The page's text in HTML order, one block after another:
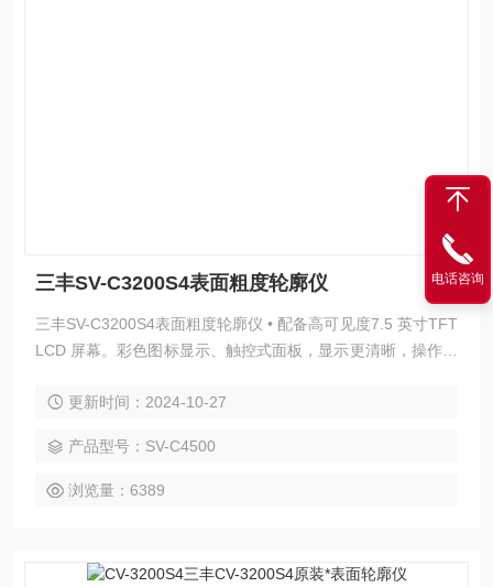
三丰SV-C3200S4表面粗度轮廓仪
三丰SV-C3200S4表面粗度轮廓仪 • 配备高可见度7.5 英寸TFT
LCD 屏幕。彩色图标显示、触控式面板，显示更清晰，操作更
松、快速地定位。小孔内侧的测量，需要对微小测头进行微
更新时间：2024-10-27
产品型号：SV-C4500
浏览量：6389
电话咨询